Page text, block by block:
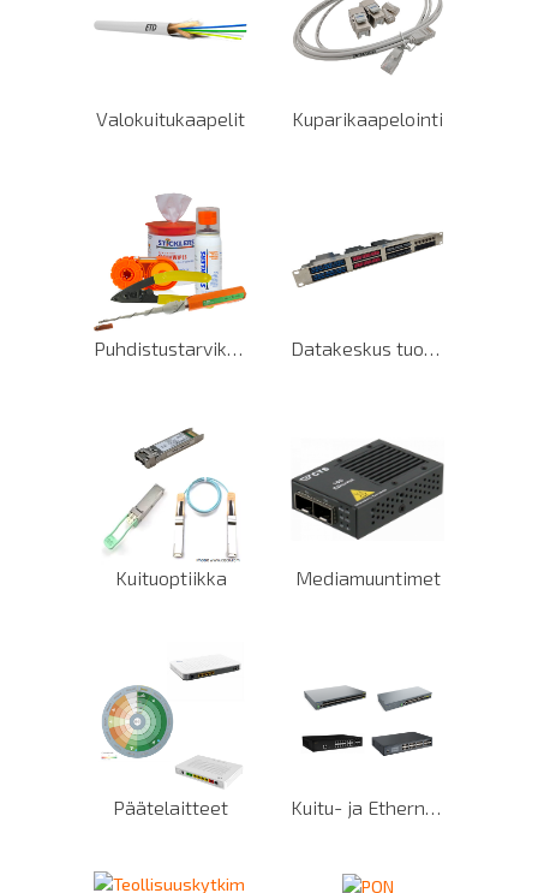
Valokuitukaapelit Kuparikaapelointi
Puhdistustarvikkeet ja työkalut Datakeskus tuotteet
Kuituoptiikka Mediamuuntimet
Päätelaitteet Kuitu- ja Ethernet-kytkimet